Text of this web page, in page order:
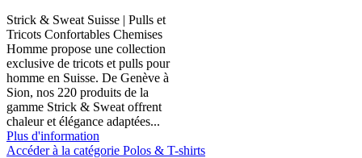
Strick & Sweat Suisse | Pulls et
Tricots Confortables Chemises
Homme propose une collection
exclusive de tricots et pulls pour
homme en Suisse. De Genève à
Sion, nos 220 produits de la
gamme Strick & Sweat offrent
chaleur et élégance adaptées...
Plus d'information
Accéder à la catégorie Polos & T-shirts